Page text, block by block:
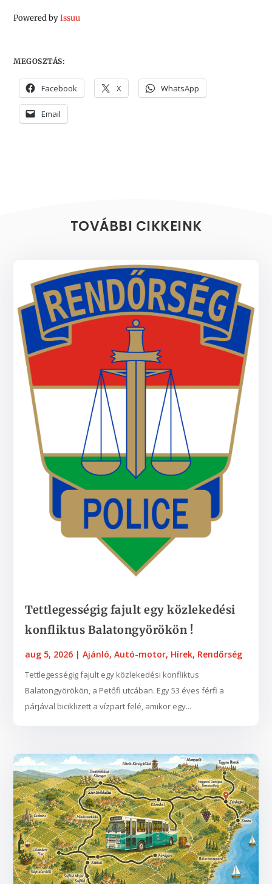
Powered byIssuu
MEGOSZTÁS:
Facebook X WhatsApp
Email
TOVÁBBI CIKKEINK
Tettlegességig fajult egy közlekedési
konfliktus Balatongyörökön !
aug 5, 2026 |Ajánló,Autó-motor, Hírek, Rendőrség
Tettlegességig fajult egy közlekedési konfliktus
Balatongyörökön, a Petőfi utcában. Egy 53 éves férfi a
párjával biciklizett a vízpart felé, amikor egy...